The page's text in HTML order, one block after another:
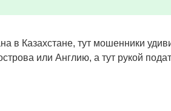
в Казахстане, тут мошенники
или Англию, а тут рукой